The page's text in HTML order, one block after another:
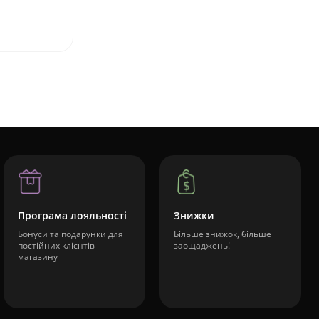
Програма лояльності
Бонуси та подарунки для
постійних клієнтів
магазину
Знижки
Більше знижок, більше
заощаджень!